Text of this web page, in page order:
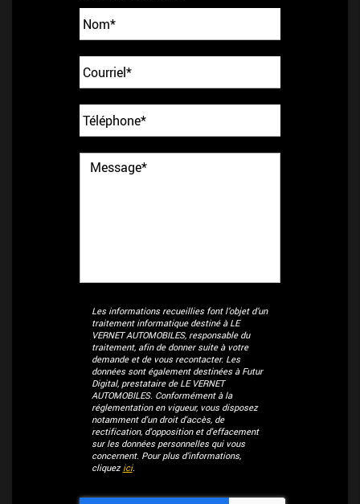
Les informations recueillies font l’objet d’un
traitement informatique destiné àLE
VERNET AUTOMOBILES, responsable du
traitement, afin de donner suite à votre
demande et de vous recontacter. Les
données sont également destinées à Futur
Digital, prestataire de LE VERNET
AUTOMOBILES. Conformément à la
réglementation en vigueur, vous disposez
notamment d'un droit d'accès, de
rectification, d'opposition et d'effacement
sur les données personnelles qui vous
concernent. Pour plus d’informations,
cliquez ici.